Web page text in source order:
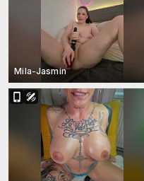
Mila-Jasmin